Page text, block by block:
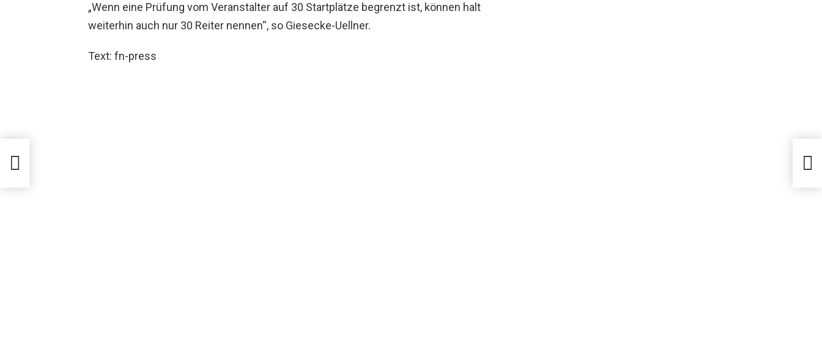
„Wenn eine Prüfung vom Veranstalter auf 30 Startplätze begrenzt ist, können halt
weiterhin auch nur 30 Reiter nennen“, so Giesecke-Uellner.
Text: fn-press